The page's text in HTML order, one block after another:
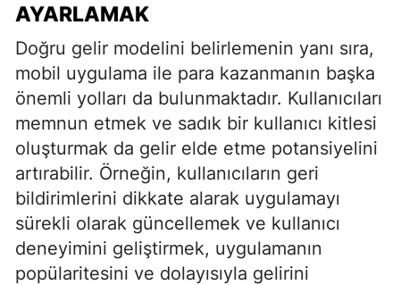
AYARLAMAK
Doğru gelir modelini belirlemenin yanı sıra,
mobil uygulama ile para kazanmanın başka
önemli yolları da bulunmaktadır. Kullanıcıları
memnun etmek ve sadık bir kullanıcı kitlesi
oluşturmak da gelir elde etme potansiyelini
artırabilir. Örneğin, kullanıcıların geri
bildirimlerini dikkate alarak uygulamayı
sürekli olarak güncellemek ve kullanıcı
deneyimini geliştirmek, uygulamanın
popülaritesini ve dolayısıyla gelirini